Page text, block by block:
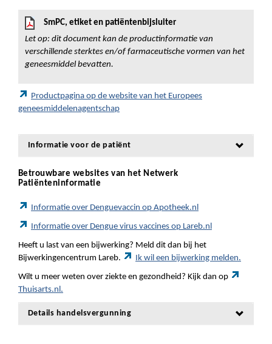
SmPC, etiket en patiëntenbijsluiter
Let op: dit document kan de productinformatie van
verschillende sterktes en/of farmaceutische vormen van het
geneesmiddel bevatten.
Productpagina op de website van het Europees
geneesmiddelenagentschap
Informatie voor de patiënt
Betrouwbare websites van het Netwerk
Patiënteninformatie
Informatie over Denguevaccin op Apotheek.nl
Informatie over Dengue virus vaccines op Lareb.nl
Heeft u last van een bijwerking? Meld dit dan bij het
Bijwerkingencentrum Lareb.
Ik wil een bijwerking melden.
Wilt u meer weten over ziekte en gezondheid? Kijk dan op
Thuisarts.nl.
Details handelsvergunning